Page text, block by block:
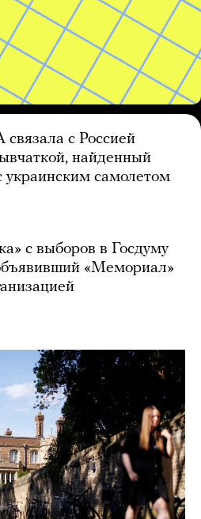
с Россией
найденный
самолетом
с выборов в Госдуму
«Мемориал»